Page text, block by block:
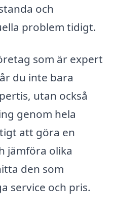
och
problem tidigt.
som är expert
du inte bara
utan också
genom hela
att göra en
jämföra olika
den som
service och pris.